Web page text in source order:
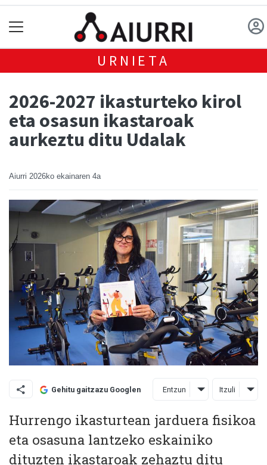
URNIETA
2026-2027 ikasturteko kirol
eta osasun ikastaroak
aurkeztu ditu Udalak
Aiurri 2026ko ekainaren 4a
Gehitu gaitzazu Googlen Entzun Itzuli
Hurrengo ikasturtean jarduera fisikoa
eta osasuna lantzeko eskainiko
dituzten ikastaroak zehaztu ditu